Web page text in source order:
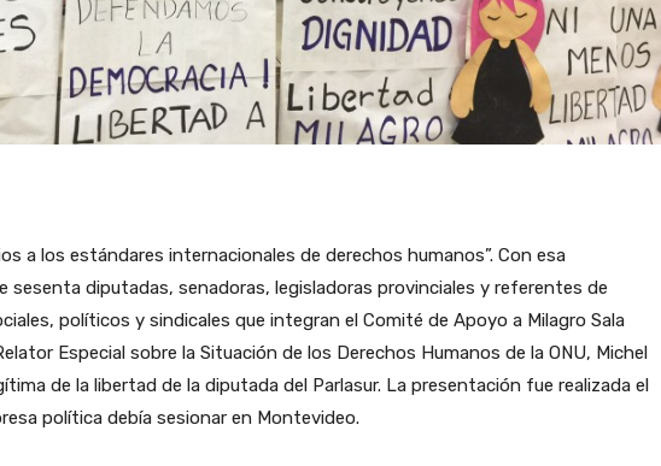
a los estándares internacionales de derechos humanos”. Con esa
sesenta diputadas, senadoras, legisladoras provinciales y referentes de
políticos y sindicales que integran el Comité de Apoyo a Milagro Sala
Especial sobre la Situación de los Derechos Humanos de la ONU, Michel
de la libertad de la diputada del Parlasur. La presentación fue realizada el
política debía sesionar en Montevideo.